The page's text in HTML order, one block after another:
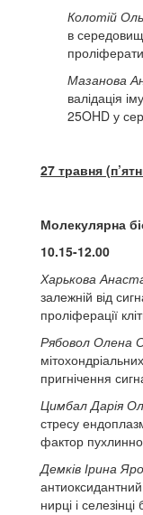
Колотій
в
Мазанова
валідація
25OHD у
27 травня
Молекулярна
10.15-12.00
Харькова
залежній від
проліферації
Рябовол Олена
пригнічення
Цимбал Дарія
стресу
фактор
Демків Ірина
нирці і